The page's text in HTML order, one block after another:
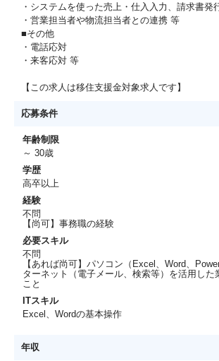
・システムを使った売上・仕入入力、請求書発
・営業担当者や物流担当者との連携 等
■その他
・電話応対
・来客応対 等
【この求人は移住支援金対象求人です】
応募条件
年齢制限
～ 30歳
学歴
高卒以上
経験
不問
【尚可】事務職の経験
必要スキル
不問
【あれば尚可】パソコン（Excel、Word、
ターネット（電子メール、検索等）を活用した
こと
ITスキル
Excel、Wordの基本操作
年収